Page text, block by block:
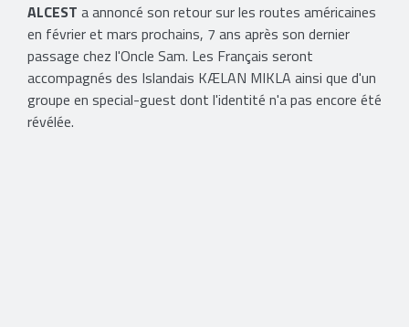
ALCEST a annoncé son retour sur les routes américaines
en février et mars prochains, 7 ans après son dernier
passage chez l'Oncle Sam. Les Français seront
accompagnés des Islandais KÆLAN MIKLA ainsi que d'un
groupe en special-guest dont l'identité n'a pas encore été
révélée.